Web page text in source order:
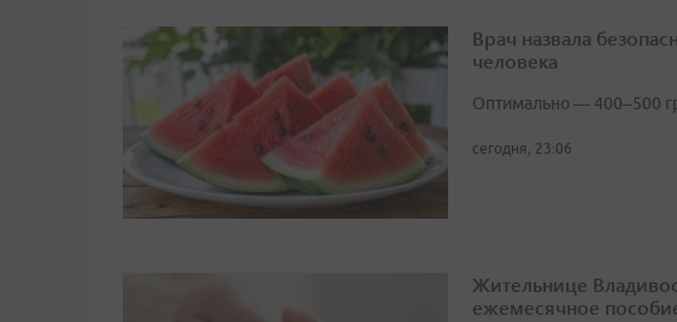
Врач назвала
человека
Оптимально — 400–500
сегодня, 23:06
Жительнице
ежемесячное